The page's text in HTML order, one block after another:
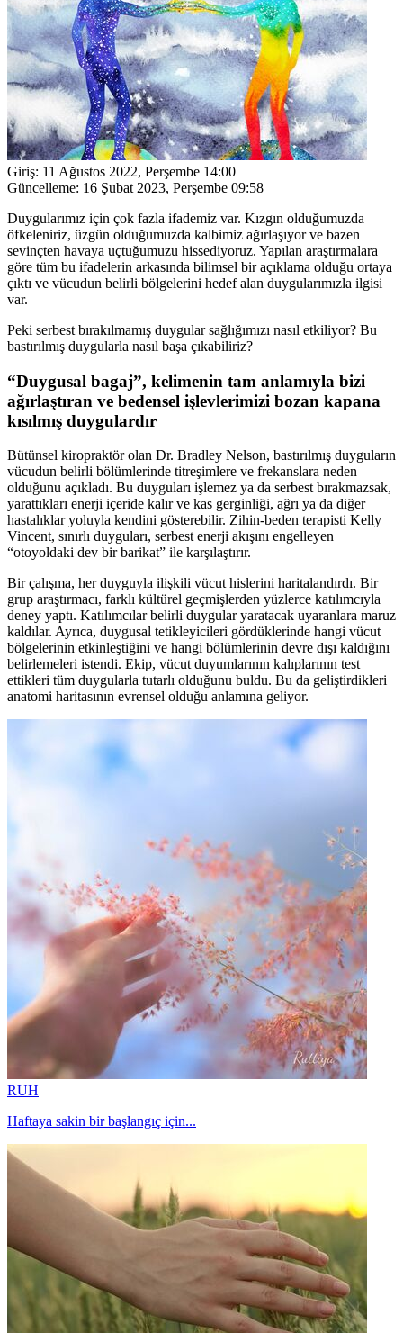
Giriş: 11 Ağustos 2022, Perşembe 14:00
Güncelleme: 16 Şubat 2023, Perşembe 09:58
Duygularımız için çok fazla ifademiz var. Kızgın olduğumuzda
öfkeleniriz, üzgün olduğumuzda kalbimiz ağırlaşıyor ve bazen
sevinçten havaya uçtuğumuzu hissediyoruz. Yapılan araştırmalara
göre tüm bu ifadelerin arkasında bilimsel bir açıklama olduğu ortaya
çıktı ve vücudun belirli bölgelerini hedef alan duygularımızla ilgisi
var.
Peki serbest bırakılmamış duygular sağlığımızı nasıl etkiliyor? Bu
bastırılmış duygularla nasıl başa çıkabiliriz?
“Duygusal bagaj”, kelimenin tam anlamıyla bizi
ağırlaştıran ve bedensel işlevlerimizi bozan kapana
kısılmış duygulardır
Bütünsel kiropraktör olan Dr. Bradley Nelson, bastırılmış duyguların
vücudun belirli bölümlerinde titreşimlere ve frekanslara neden
olduğunu açıkladı. Bu duyguları işlemez ya da serbest bırakmazsak,
yarattıkları enerji içeride kalır ve kas gerginliği, ağrı ya da diğer
hastalıklar yoluyla kendini gösterebilir. Zihin-beden terapisti Kelly
Vincent, sınırlı duyguları, serbest enerji akışını engelleyen
“otoyoldaki dev bir barikat” ile karşılaştırır.
Bir çalışma, her duyguyla ilişkili vücut hislerini haritalandırdı. Bir
grup araştırmacı, farklı kültürel geçmişlerden yüzlerce katılımcıyla
deney yaptı. Katılımcılar belirli duygular yaratacak uyaranlara maruz
kaldılar. Ayrıca, duygusal tetikleyicileri gördüklerinde hangi vücut
bölgelerinin etkinleştiğini ve hangi bölümlerinin devre dışı kaldığını
belirlemeleri istendi. Ekip, vücut duyumlarının kalıplarının test
ettikleri tüm duygularla tutarlı olduğunu buldu. Bu da geliştirdikleri
anatomi haritasının evrensel olduğu anlamına geliyor.
RUH
Haftaya sakin bir başlangıç için...